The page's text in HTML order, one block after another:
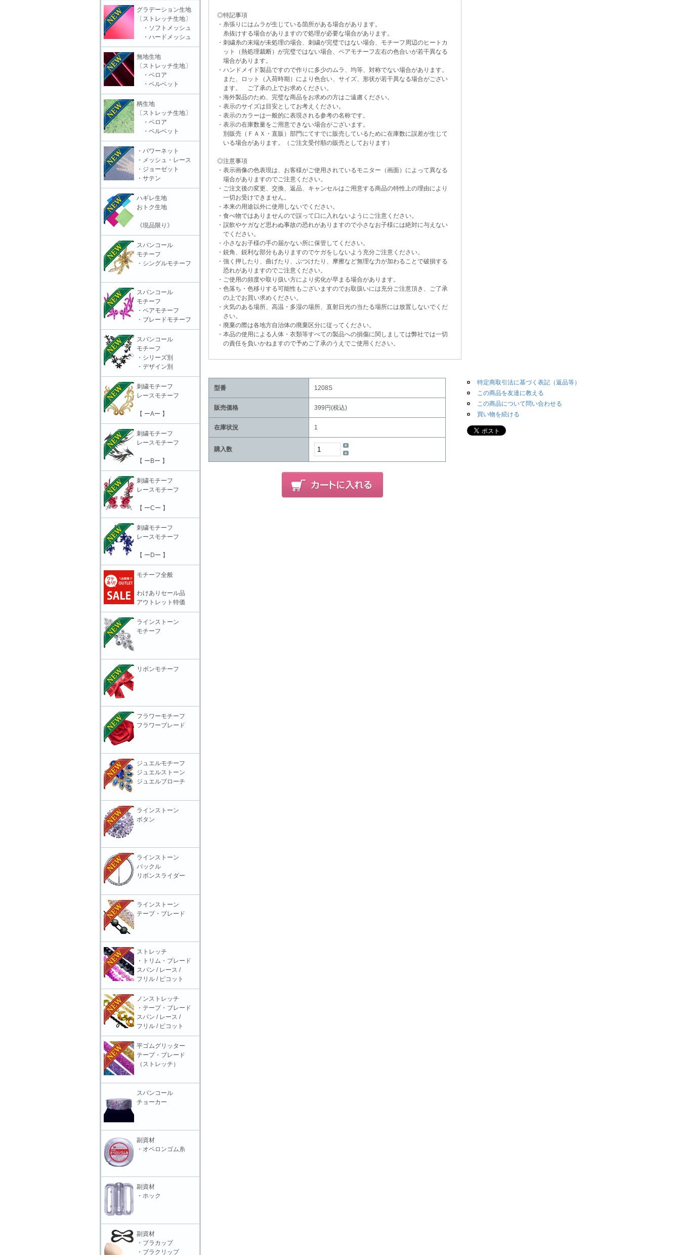
◎特記事項
・糸張りにはムラが生じている箇所がある場合があります。
糸抜けする場合がありますので処理が必要な場合があります。
・刺繍糸の末端が未処理の場合、刺繍が完璧ではない場合、モチーフ周辺のヒートカ
ット（熱処理裁断）が完璧ではない場合、ペアモチーフ左右の色合いが若干異なる
場合があります。
・ハンドメイド製品ですので作りに多少のムラ、均等、対称でない場合があります。
また、ロット（入荷時期）により色合い、サイズ、形状が若干異なる場合がござい
ます。 ご了承の上でお求めください。
・海外製品のため、完璧な商品をお求めの方はご遠慮ください。
・表示のサイズは目安としてお考えください。
・表示のカラーは一般的に表現される参考の名称です。
・表示の在庫数量をご用意できない場合がございます。
別販売（ＦＡＸ・直販）部門にてすでに販売しているために在庫数に誤差が生じて
いる場合があります。（ご注文受付順の販売としております）
◎注意事項
・表示画像の色表現は、お客様がご使用されているモニター（画面）によって異なる
場合がありますのでご注意ください。
・ご注文後の変更、交換、返品、キャンセルはご用意する商品の特性上の理由により
一切お受けできません。
・本来の用途以外に使用しないでください。
・食べ物ではありませんので誤って口に入れないようにご注意ください。
・誤飲やケガなど思わぬ事故の恐れがありますので小さなお子様には絶対に与えない
でください。
・小さなお子様の手の届かない所に保管してください。
・鋭角、鋭利な部分もありますのでケガをしないよう充分ご注意ください。
・強く押したり、曲げたり、ぶつけたり、摩擦など無理な力が加わることで破損する
恐れがありますのでご注意ください。
・ご使用の頻度や取り扱い方により劣化が早まる場合があります。
・色落ち・色移りする可能性もございますのでお取扱いには充分ご注意頂き、ご了承
の上でお買い求めください。
・火気のある場所、高温・多湿の場所、直射日光の当たる場所には放置しないでくだ
さい。
・廃棄の際は各地方自治体の廃棄区分に従ってください。
・本品の使用による人体・衣類等すべての製品への損傷に関しましては弊社では一切
の責任を負いかねますので予めご了承のうえでご使用ください。
型番 1208S
販売価格 399円(税込)
在庫状況 1
購入数
特定商取引法に基づく表記（返品等）
この商品を友達に教える
この商品について問い合わせる
買い物を続ける
グラデーション生地
〔ストレッチ生地〕
・ソフトメッシュ
・ハードメッシュ
無地生地
〔ストレッチ生地〕
・ベロア
・ベルベット
柄生地
〔ストレッチ生地〕
・ベロア
・ベルベット
・パワーネット
・メッシュ・レース
・ジョーゼット
・サテン
ハギレ生地
おトク生地
《現品限り》
スパンコール
モチーフ
・シングルモチーフ
スパンコール
モチーフ
・ペアモチーフ
・ブレードモチーフ
スパンコール
モチーフ
・シリーズ別
・デザイン別
刺繍モチーフ
レースモチーフ
【 ーAー 】
刺繍モチーフ
レースモチーフ
【 ーBー 】
刺繍モチーフ
レースモチーフ
【 ーCー 】
刺繍モチーフ
レースモチーフ
【 ーDー 】
モチーフ全般
わけありセール品
アウトレット特価
ラインストーン
モチーフ
リボンモチーフ
フラワーモチーフ
フラワーブレード
ジュエルモチーフ
ジュエルストーン
ジュエルブローチ
ラインストーン
ボタン
ラインストーン
バックル
リボンスライダー
ラインストーン
テープ・ブレード
ストレッチ
・トリム・ブレード
スパン / レース /
フリル / ピコット
ノンストレッチ
・テープ・ブレード
スパン / レース /
フリル / ピコット
平ゴムグリッター
テープ・ブレード
（ストレッチ）
スパンコール
チョーカー
副資材
・オペロンゴム糸
副資材
・ホック
副資材
・ブラカップ
・ブラクリップ